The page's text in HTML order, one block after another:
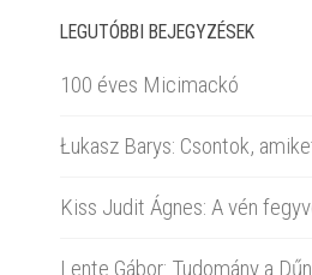
LEGUTÓBBI BEJEGYZÉSEK
100 éves Micimackó
Łukasz Barys: Csontok,
Kiss Judit Ágnes: A vén
Lente Gábor: Tudomány a